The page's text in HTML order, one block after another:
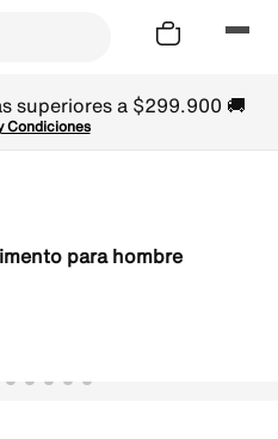
superiores a $299.900 🚚
Condiciones
para hombre